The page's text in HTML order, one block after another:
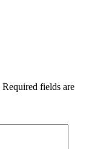
Required fields are